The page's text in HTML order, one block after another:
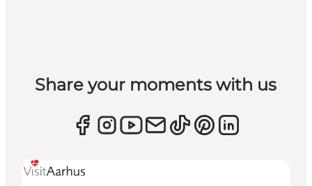
Share your moments with us